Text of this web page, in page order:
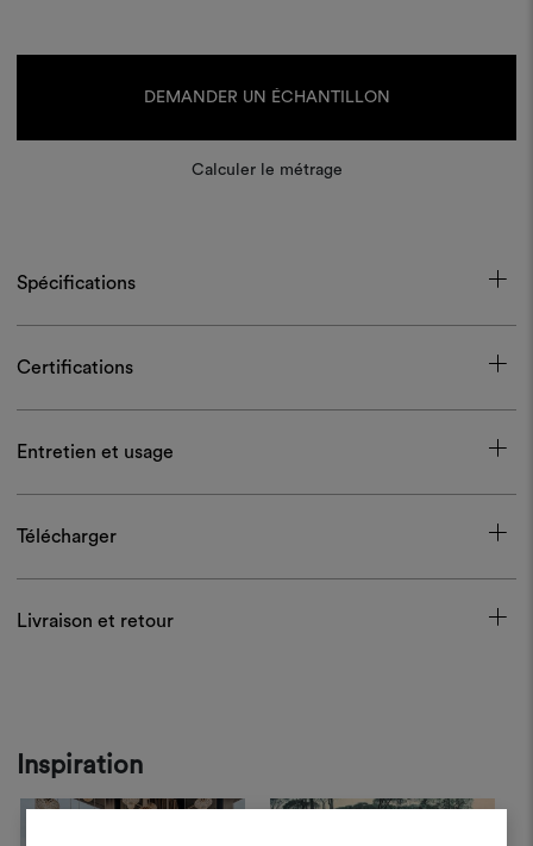
DEMANDER UN ÉCHANTILLON
Calculer le métrage
Spécifications
Certifications
Entretien et usage
Télécharger
Livraison et retour
Inspiration